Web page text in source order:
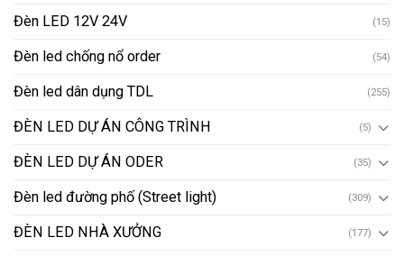
Đèn LED 12V 24V (15)
Đèn led chống nổ order (54)
Đèn led dân dụng TDL (255)
ĐÈN LED DỰ ÁN CÔNG TRÌNH (5)
ĐÈN LED DỰ ÁN ODER (35)
Đèn led đường phố (Street light) (309)
ĐÈN LED NHÀ XƯỞNG (177)